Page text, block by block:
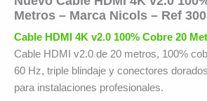
Metros – Marca Nicols – Ref
Cable HDMI 4K v2.0 100% Cobre 20
Cable HDMI v2.0 de 20 metros, 100%
60 Hz, triple blindaje y conectores
para instalaciones profesionales.